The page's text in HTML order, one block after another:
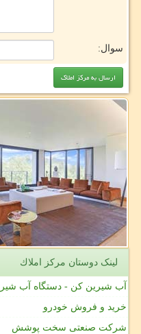
سوال:
لینک دوستان مركز املاك
آب شیرین کن - دستگاه آب
خرید و فروش خودرو
شرکت صنعتی سخت پوشش